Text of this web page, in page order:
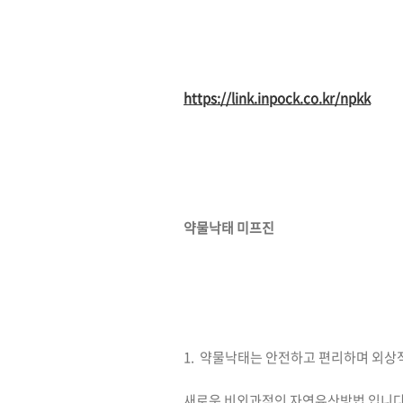
https://link.inpock.co.kr/npkk
약물낙태 미프진
1. 약물낙태는 안전하고 편리하며 외상